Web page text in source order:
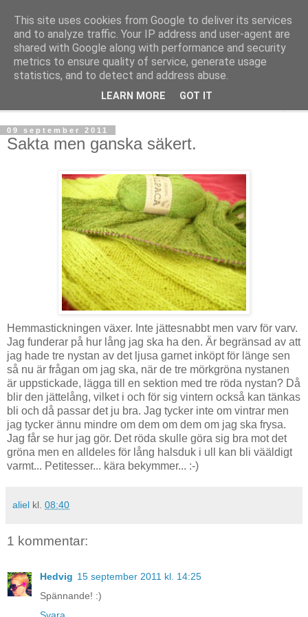
mönsterlöst
virkning och stickning maskor och varv, mönsterlöst
09 september 2011
Sakta men ganska säkert.
Hemmastickningen växer. Inte jättesnabbt men varv för varv.
Jag funderar på hur lång jag ska ha den. Är begränsad av att
jag hade tre nystan av det ljusa garnet inköpt för länge sen
så nu är frågan om jag ska, när de tre mörkgröna nystanen
är uppstickade, lägga till en sektion med tre röda nystan? Då
blir den jättelång, vilket i och för sig vintern också kan tänkas
bli och då passar det ju bra. Jag tycker inte om vintrar men
jag tycker ännu mindre om dem om dem om jag ska frysa.
Jag får se hur jag gör. Det röda skulle göra sig bra mot det
gröna men en alldeles för lång halsduk i ull kan bli vääldigt
varmt... Petitesser... kära bekymmer... :-)
aliel kl. 08:40
1 kommentar:
Hedvig 15 september 2011 kl. 14:25
Spännande! :)
This site uses cookies from Google to deliver its services
and to analyze traffic. Your IP address and user-agent are
shared with Google along with performance and security
metrics to ensure quality of service, generate usage
statistics, and to detect and address abuse.
LEARN MORE GOT IT